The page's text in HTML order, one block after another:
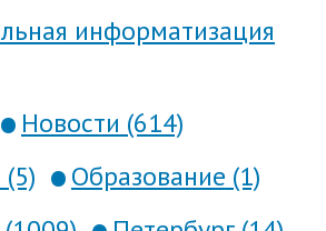
информатизация
Новости (614)
Образование (1)